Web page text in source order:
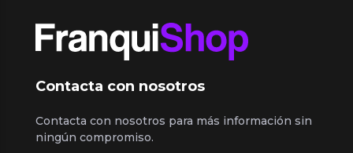
Contacta con nosotros
Contacta con nosotros para más información sin
ningún compromiso.